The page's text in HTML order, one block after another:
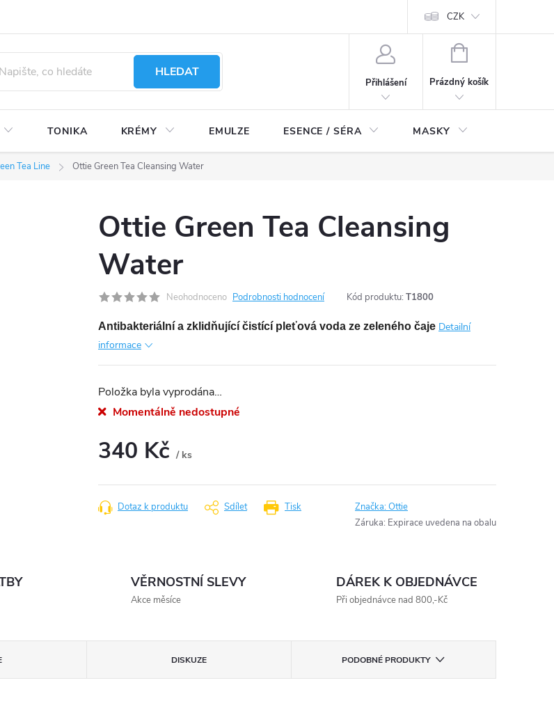
CZK
HLEDAT
Přihlášení
NÁKUPNÍ
Prázdný košík
TONIKA KRÉMY EMULZE ESENCE / SÉRA MASKY
Tea Line Ottie Green Tea Cleansing Water
Ottie Green Tea Cleansing
Water
Neohodnoceno Podrobnosti hodnocení Kód produktu: T1800
Antibakteriální a zklidňující čistící pleťová voda ze zeleného čaje Detailní
informace
Položka byla vyprodána…
Momentálně nedostupné
340 Kč / ks
cena:
Tisk
Dotaz k produktu Sdílet Značka:Ottie
Záruka: Expirace uvedena na obalu
VĚRNOSTNÍ SLEVY
Akce měsíce
DÁREK K OBJEDNÁVCE
Při objednávce nad 800,-Kč
DISKUZE PODOBNÉ PRODUKTY